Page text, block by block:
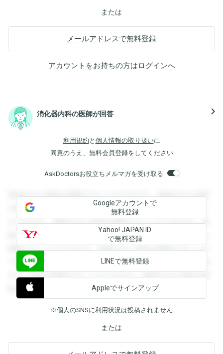
または
メールアドレスで無料登録
アカウントをお持ちの方はログインへ
消化器内科の医師が回答 navigate_next
利用規約 と 個人情報の取り扱いに
同意のうえ、無料会員登録をしてください
AskDoctorsお役立ちメルマガを受け取る
登録すると回答を閲覧することができます。登録すると回答
を閲覧することができます。登録すると回答を閲覧すること
ができます。登録すると回答を閲覧することができます。登
録すると回答を閲覧することができます。登録すると回答を
閲覧することができます。登録すると回答を閲覧することが
できます。登録すると回答を閲覧することができます。登録
すると回答を閲覧することができます。登録すると回答を閲
覧することができます。
Googleアカウントで
無料登録
Yahoo! JAPAN ID
で無料登録
LINEで無料登録
Appleでサインアップ
※個人のSNSに利用状況は投稿されません
または